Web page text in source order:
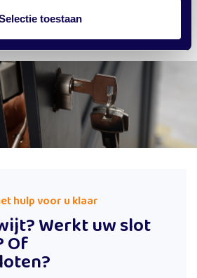
toestaan
hulp voor u klaar
Werkt uw slot
Of